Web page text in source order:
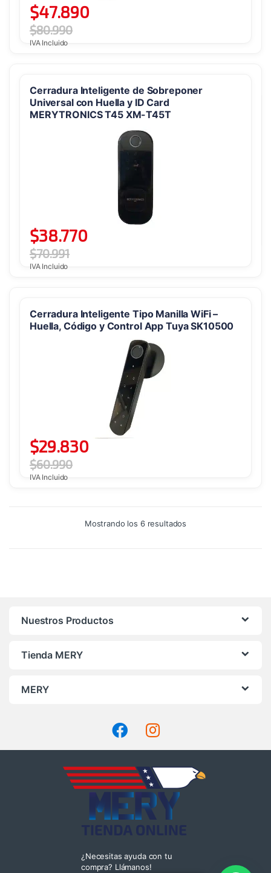
$47.890
$80.990
IVA Incluido
Cerradura Inteligente de Sobreponer
Universal con Huella y ID Card
MERYTRONICS T45 XM-T45T
$38.770
$70.991
IVA Incluido
Cerradura Inteligente Tipo Manilla WiFi –
Huella, Código y Control App Tuya SK10500
$29.830
$60.990
IVA Incluido
Mostrando los 6 resultados
Nuestros Productos
Tienda MERY
MERY
¿Necesitas ayuda con tu
compra? Llámanos!